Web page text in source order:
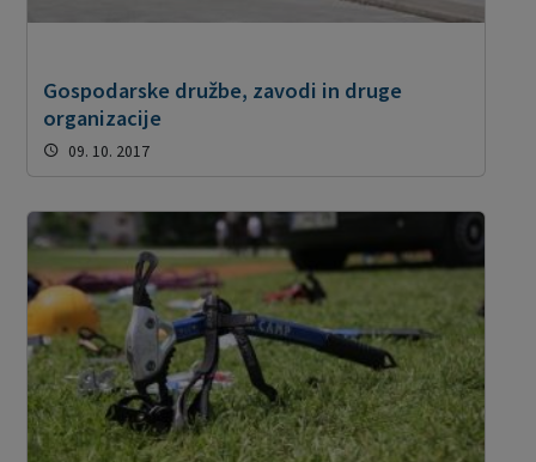
Gospodarske družbe, zavodi in druge
organizacije
09. 10. 2017